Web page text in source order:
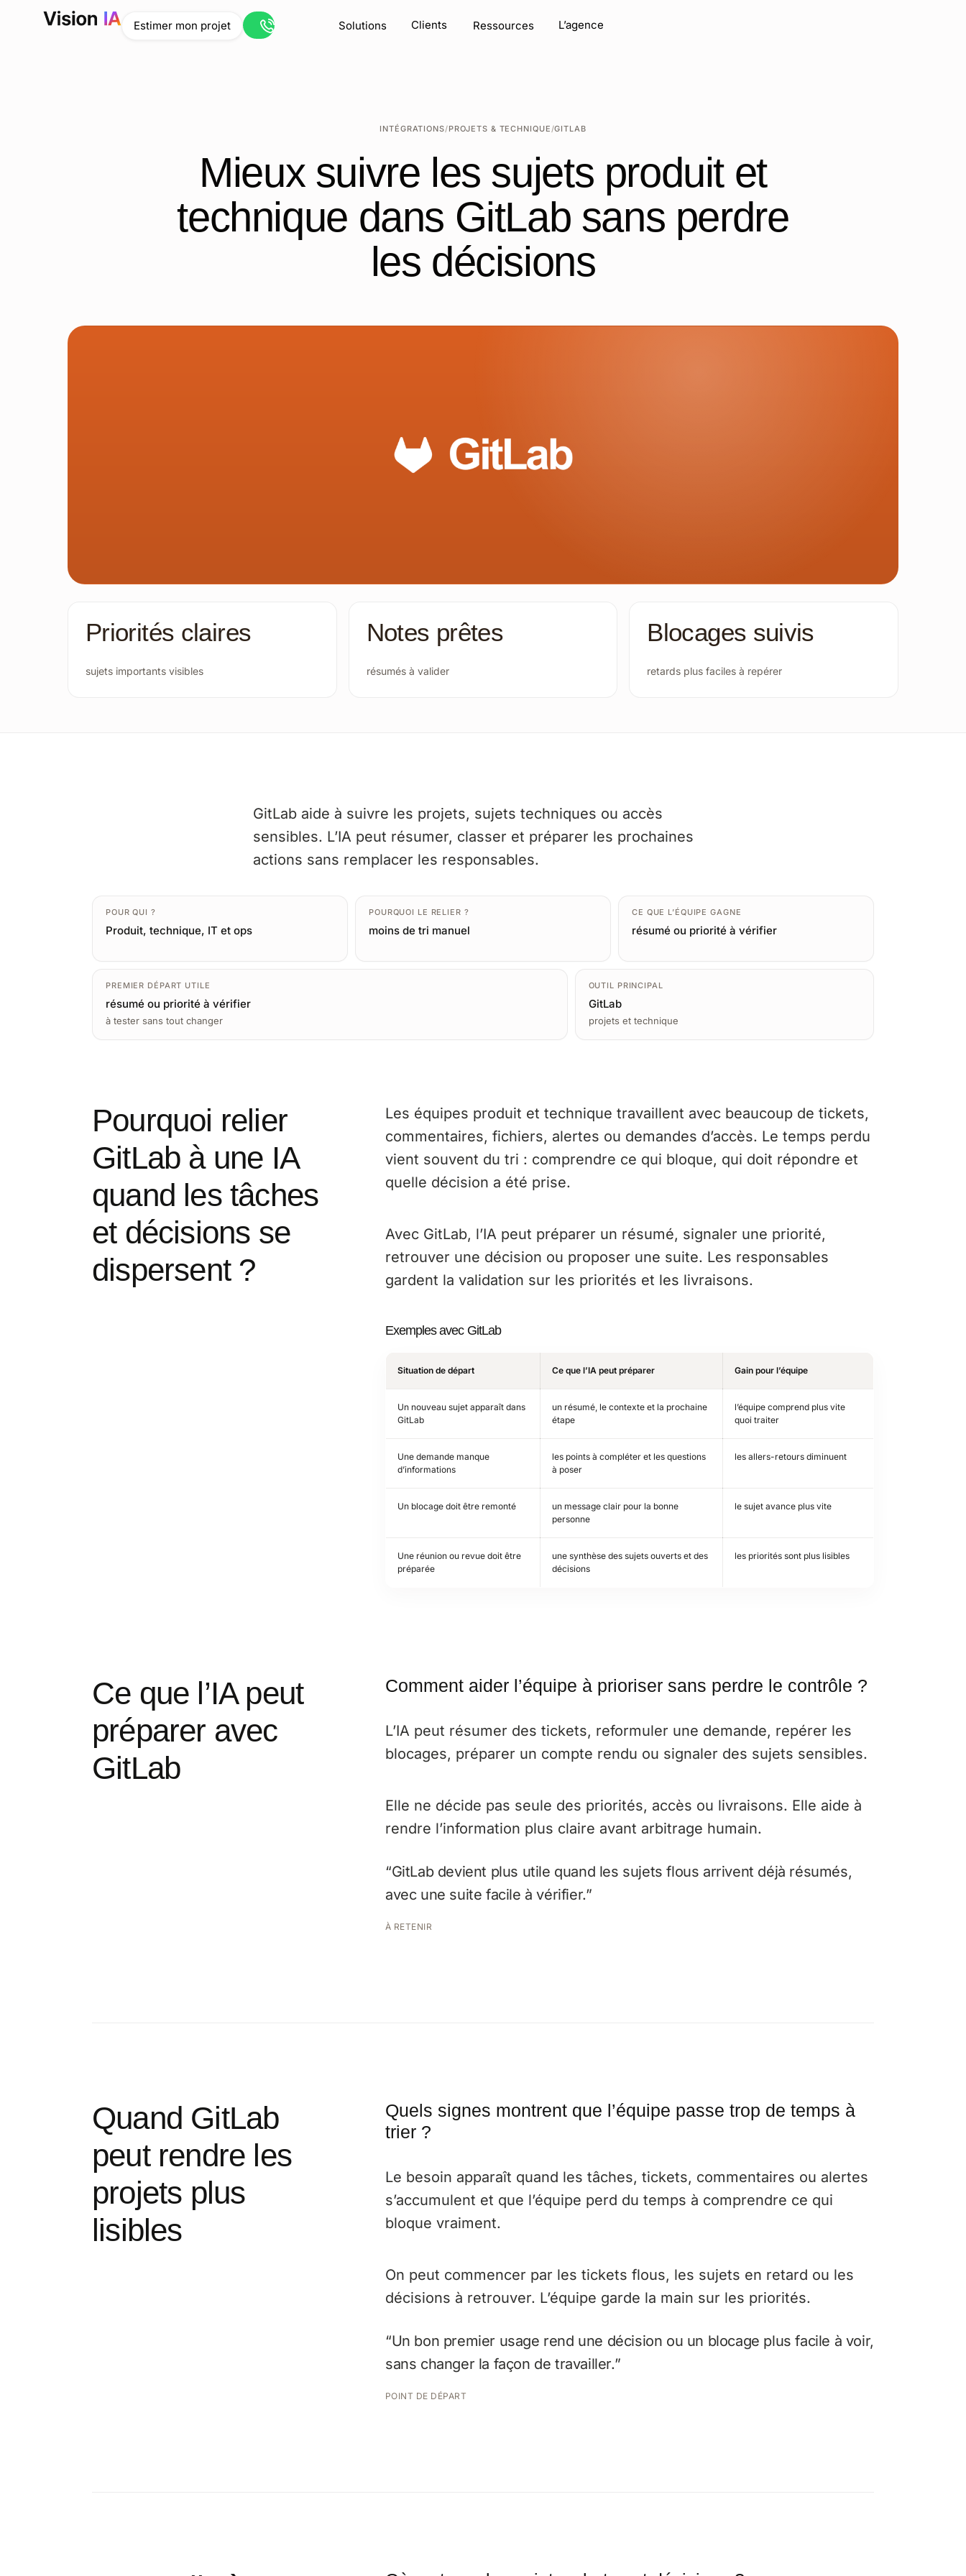
Solutions Clients Ressources L’agence
Estimer mon projet
Ouvrir le live chat
INTÉGRATIONS/PROJETS & TECHNIQUE/GITLAB
Mieux suivre les sujets produit et
technique dans GitLab sans perdre
les décisions
Priorités claires
sujets importants visibles
Notes prêtes
résumés à valider
Blocages suivis
retards plus faciles à repérer
GitLab aide à suivre les projets, sujets techniques ou accès
sensibles. L’IA peut résumer, classer et préparer les prochaines
actions sans remplacer les responsables.
POUR QUI ?
Produit, technique, IT et ops
POURQUOI LE RELIER ?
moins de tri manuel
CE QUE L’ÉQUIPE GAGNE
résumé ou priorité à vérifier
PREMIER DÉPART UTILE
résumé ou priorité à vérifier
à tester sans tout changer
OUTIL PRINCIPAL
GitLab
projets et technique
Pourquoi relier
GitLab à une IA
quand les tâches
et décisions se
dispersent ?
Les équipes produit et technique travaillent avec beaucoup de tickets,
commentaires, fichiers, alertes ou demandes d’accès. Le temps perdu
vient souvent du tri : comprendre ce qui bloque, qui doit répondre et
quelle décision a été prise.
Avec GitLab, l’IA peut préparer un résumé, signaler une priorité,
retrouver une décision ou proposer une suite. Les responsables
gardent la validation sur les priorités et les livraisons.
Exemples avec GitLab
Situation de départ Ce que l’IA peut préparer Gain pour l’équipe
Un nouveau sujet apparaît dans
GitLab
un résumé, le contexte et la prochaine
étape
l’équipe comprend plus vite
quoi traiter
Une demande manque
d’informations
les points à compléter et les questions
à poser
les allers-retours diminuent
Un blocage doit être remonté
un message clair pour la bonne
personne
le sujet avance plus vite
Une réunion ou revue doit être
préparée
une synthèse des sujets ouverts et des
décisions
les priorités sont plus lisibles
Ce que l’IA peut
préparer avec
GitLab
Comment aider l’équipe à prioriser sans perdre le contrôle ?
L’IA peut résumer des tickets, reformuler une demande, repérer les
blocages, préparer un compte rendu ou signaler des sujets sensibles.
Elle ne décide pas seule des priorités, accès ou livraisons. Elle aide à
rendre l’information plus claire avant arbitrage humain.
“GitLab devient plus utile quand les sujets flous arrivent déjà résumés,
avec une suite facile à vérifier.”
À RETENIR
Quand GitLab
peut rendre les
projets plus
lisibles
Quels signes montrent que l’équipe passe trop de temps à
trier ?
Le besoin apparaît quand les tâches, tickets, commentaires ou alertes
s’accumulent et que l’équipe perd du temps à comprendre ce qui
bloque vraiment.
On peut commencer par les tickets flous, les sujets en retard ou les
décisions à retrouver. L’équipe garde la main sur les priorités.
“Un bon premier usage rend une décision ou un blocage plus facile à voir,
sans changer la façon de travailler.”
POINT DE DÉPART